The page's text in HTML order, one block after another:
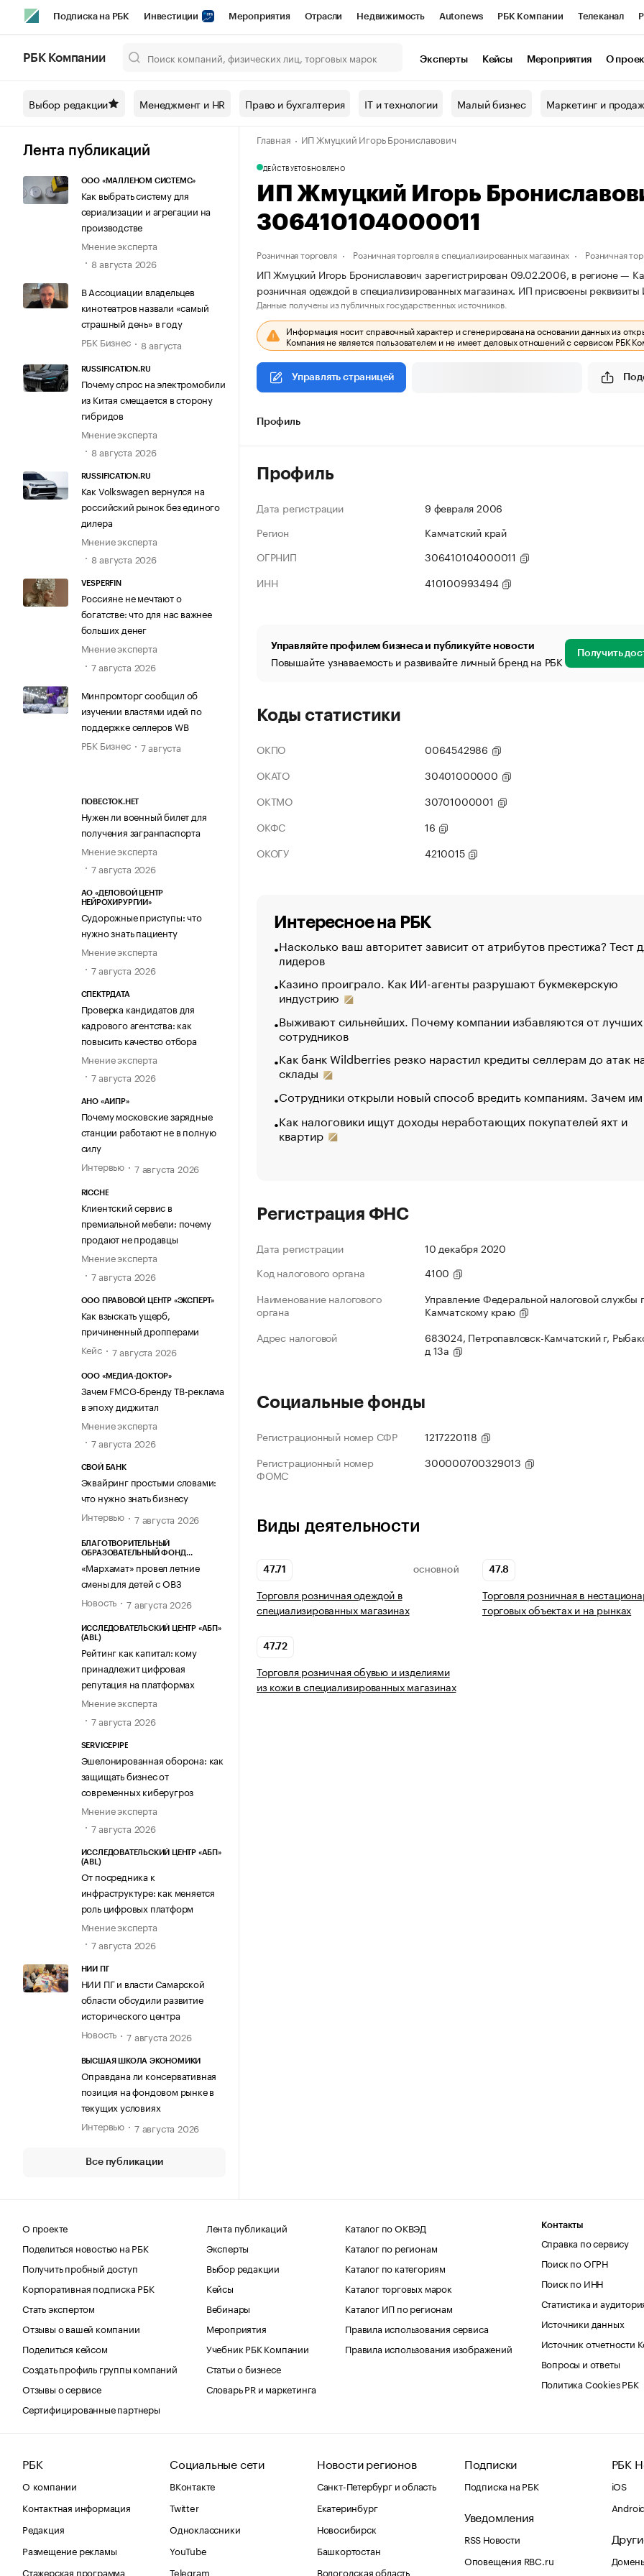
Подписка на РБК Инвестиции Мероприятия Отрасли Недвижимость Autonews РБК Компании Телеканал
Спецпроекты СПб Конференции СПб Спецпроекты Проверка контрагентов
Технологии и медиа Рынок наличной валюты
РБК Компании Эксперты Кейсы Мероприятия О
Выбор редакции Менеджмент и HR Право и бухгалтерия IT и технологии Малый бизнес Маркетинг и
Лента публикаций
ООО «МАЛЛЕНОМ СИСТЕМС»
Как выбрать систему для
сериализации и агрегации на
производстве
Мнение эксперта
8 августа 2026
В Ассоциации владельцев
кинотеатров назвали «самый
страшный день» в году
РБК Бизнес
8 августа
RUSSIFICATION.RU
Почему спрос на электромобили
из Китая смещается в сторону
гибридов
Мнение эксперта
8 августа 2026
RUSSIFICATION.RU
Как Volkswagen вернулся на
российский рынок без единого
дилера
Мнение эксперта
8 августа 2026
VESPERFIN
Россияне не мечтают о
богатстве: что для нас важнее
больших денег
Мнение эксперта
7 августа 2026
Минпромторг сообщил об
изучении властями идей по
поддержке селлеров WB
РБК Бизнес
7 августа
ПОВЕСТОК.НЕТ
Нужен ли военный билет для
получения загранпаспорта
Мнение эксперта
7 августа 2026
АО «ДЕЛОВОЙ ЦЕНТР
НЕЙРОХИРУРГИИ»
Судорожные приступы: что
нужно знать пациенту
Мнение эксперта
7 августа 2026
СПЕКТРДАТА
Проверка кандидатов для
кадрового агентства: как
повысить качество отбора
Мнение эксперта
7 августа 2026
АНО «АИПР»
Почему московские зарядные
станции работают не в полную
силу
Интервью
7 августа 2026
RICCHE
Клиентский сервис в
премиальной мебели: почему
продают не продавцы
Мнение эксперта
7 августа 2026
ООО ПРАВОВОЙ ЦЕНТР «ЭКСПЕРТ»
Как взыскать ущерб,
причиненный дропперами
Кейс
7 августа 2026
ООО «МЕДИА-ДОКТОР»
Зачем FMCG-бренду ТВ-реклама
в эпоху диджитал
Мнение эксперта
7 августа 2026
СВОЙ БАНК
Эквайринг простыми словами:
что нужно знать бизнесу
Интервью
7 августа 2026
БЛАГОТВОРИТЕЛЬНЫЙ
ОБРАЗОВАТЕЛЬНЫЙ ФОНД
«Мархамат» провел летние
смены для детей с ОВЗ
Новость
7 августа 2026
ИССЛЕДОВАТЕЛЬСКИЙ ЦЕНТР «АБП»
(ABL)
Рейтинг как капитал: кому
принадлежит цифровая
репутация на платформах
Мнение эксперта
7 августа 2026
SERVICEPIPE
Эшелонированная оборона: как
защищать бизнес от
современных киберугроз
Мнение эксперта
7 августа 2026
ИССЛЕДОВАТЕЛЬСКИЙ ЦЕНТР «АБП»
(ABL)
От посредника к
инфраструктуре: как меняется
роль цифровых платформ
Мнение эксперта
7 августа 2026
НИИ ПГ
НИИ ПГ и власти Самарской
области обсудили развитие
исторического центра
Новость
7 августа 2026
ВЫСШАЯ ШКОЛА ЭКОНОМИКИ
Оправдана ли консервативная
позиция на фондовом рынке в
текущих условиях
Интервью
7 августа 2026
Все публикации
Главная ИП Жмуцкий Игорь Брониславович
ДЕЙСТВУЕТОБНОВЛЕНО
ИП Жмуцкий Игорь
306410104000011
Розничная торговля Розничная торговля в специализированных магазинах Розничная
ИП Жмуцкий Игорь Брониславович зарегистрирован 09.02.2006, в регионе —
розничная одеждой в специализированных магазинах. ИП присвоены
Данные получены из публичных государственных источников.
Информация носит справочный характер и сгенерирована на основании данных из
Компания не является пользователем и не имеет деловых отношений с сервисом РБК
Управлять страницей
Профиль
Профиль
Дата регистрации
9 февраля 2006
Регион
Камчатский край
ОГРНИП
306410104000011
ИНН
410100993494
Управляйте профилем бизнеса и публикуйте новости
Повышайте узнаваемость и развивайте личный бренд на РБК Получить
Коды статистики
ОКПО
0064542986
ОКАТО
30401000000
ОКТМО
30701000001
ОКФС
16
ОКОГУ
4210015
Интересное на РБК
Насколько ваш авторитет зависит от атрибутов престижа? Тест
лидеров
Казино проиграло. Как ИИ-агенты разрушают букмекерскую
индустрию
Выживают сильнейших. Почему компании избавляются от лучших
сотрудников
Как банк Wildberries резко нарастил кредиты селлерам до атак
склады
Сотрудники открыли новый способ вредить компаниям. Зачем
Как налоговики ищут доходы неработающих покупателей яхт и
квартир
Регистрация ФНС
Дата регистрации
10 декабря 2020
Код налогового органа
4100
Наименование налогового
органа
Управление Федеральной налоговой службы
Камчатскому краю
Адрес налоговой
683024, Петропавловск-Камчатский г,
д 13а
Социальные фонды
Регистрационный номер СФР
1217220118
Регистрационный номер
ФОМС
300000700329013
Виды деятельности
47.71 ОСНОВНОЙ
Торговля розничная одеждой в
специализированных магазинах
47.8
Торговля розничная в
торговых объектах и на рынках
47.72
Торговля розничная обувью и изделиями
из кожи в специализированных магазинах
О проекте
Поделиться новостью на РБК
Получить пробный доступ
Корпоративная подписка РБК
Стать экспертом
Отзывы о вашей компании
Поделиться кейсом
Создать профиль группы компаний
Отзывы о сервисе
Сертифицированные партнеры
Лента публикаций
Эксперты
Выбор редакции
Кейсы
Вебинары
Мероприятия
Учебник РБК Компании
Статьи о бизнесе
Словарь PR и маркетинга
Каталог по ОКВЭД
Каталог по регионам
Каталог по категориям
Каталог торговых марок
Каталог ИП по регионам
Правила использования сервиса
Правила использования изображений
Контакты
Справка по сервису
Поиск по ОГРН
Поиск по ИНН
Статистика и
Источники данных
Источник отчетности
Вопросы и ответы
Политика Cookies РБК
РБК
О компании
Контактная информация
Редакция
Размещение рекламы
Стажерская программа
Социальные сети
ВКонтакте
Twitter
Одноклассники
YouTube
Telegram
Новости регионов
Санкт-Петербург и область
Екатеринбург
Новосибирск
Башкортостан
Вологодская область
Подписки
Подписка на РБК
Уведомления
RSS Новости
Оповещения RBC.ru
РБК
iOS